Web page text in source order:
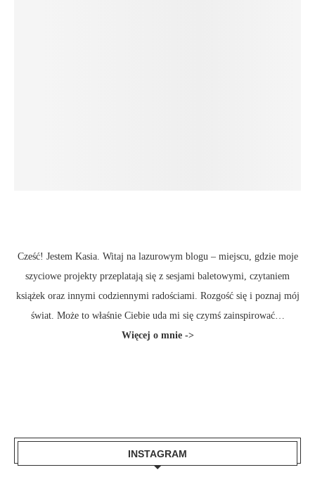
Cześć! Jestem Kasia. Witaj na lazurowym blogu – miejscu, gdzie moje
szyciowe projekty przeplatają się z sesjami baletowymi, czytaniem
książek oraz innymi codziennymi radościami. Rozgość się i poznaj mój
świat. Może to właśnie Ciebie uda mi się czymś zainspirować…
Więcej o mnie ->
INSTAGRAM